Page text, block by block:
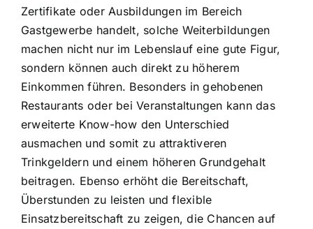
Zertifikate oder Ausbildungen im Bereich
Gastgewerbe handelt, solche Weiterbildungen
machen nicht nur im Lebenslauf eine gute Figur,
sondern können auch direkt zu höherem
Einkommen führen. Besonders in gehobenen
Restaurants oder bei Veranstaltungen kann das
erweiterte Know-how den Unterschied
ausmachen und somit zu attraktiveren
Trinkgeldern und einem höheren Grundgehalt
beitragen. Ebenso erhöht die Bereitschaft,
Überstunden zu leisten und flexible
Einsatzbereitschaft zu zeigen, die Chancen auf